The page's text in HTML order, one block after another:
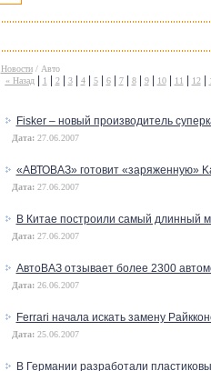
Новости/ Авто
« Назад| 1 2| 3| 4| 5| 6| 7| 8| 9| 10| 11 12|
Fisker – новый производитель
Дата: 27.06.2007
«АВТОВАЗ» готовит «заряженную»
Дата: 27.06.2007
В Китае построили самый длинный
Дата: 27.06.2007
АвтоВАЗ отзывает более 2300
Дата: 26.06.2007
Ferrari начала искать замену
Дата: 25.06.2007
В Германии разработали